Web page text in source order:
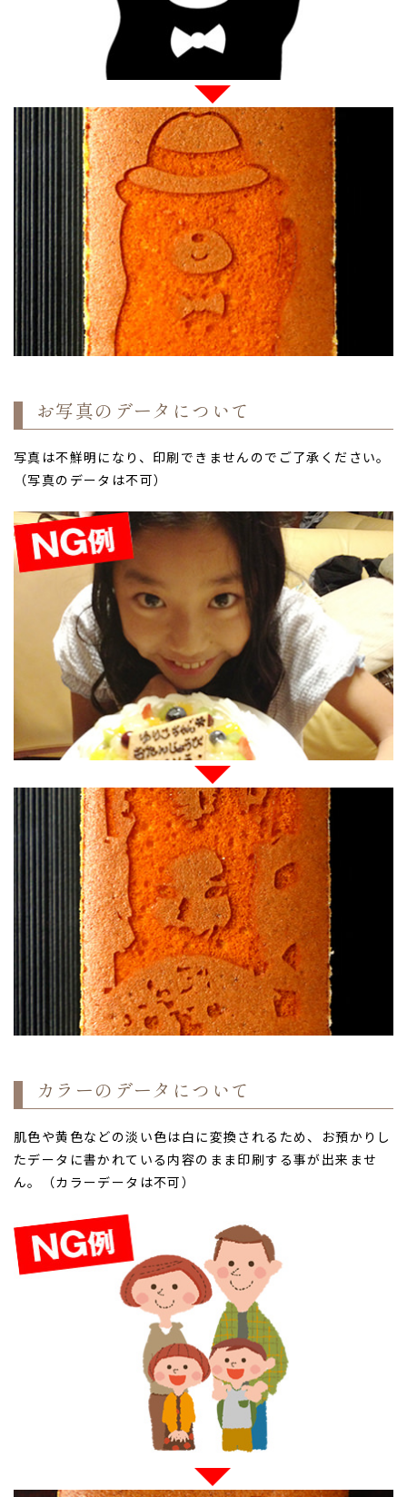
お写真のデータについて
写真は不鮮明になり、印刷できませんのでご了承ください。
（写真のデータは不可）
カラーのデータについて
肌色や黄色などの淡い色は白に変換されるため、お預かりし
たデータに書かれている内容のまま印刷する事が出来ませ
ん。（カラーデータは不可）
ご注文手続きに進む